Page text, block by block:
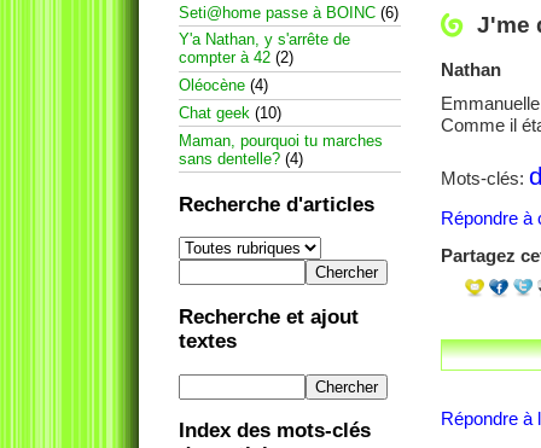
J'me
Nathan
Comme il
Mots-clés:
Répondre à
Partagez
Répondre à
Seti@home passe à BOINC (6)
Y'a Nathan, y s'arrête de
compter à 42 (2)
Oléocène (4)
Chat geek (10)
Maman, pourquoi tu marches
sans dentelle? (4)
Recherche d'articles
Recherche et ajout
textes
Index des mots-clés